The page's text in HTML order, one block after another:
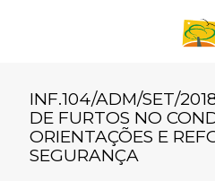
INF.104/ADM/SET/
DE FURTOS NO
ORIENTAÇÕES E
SEGURANÇA